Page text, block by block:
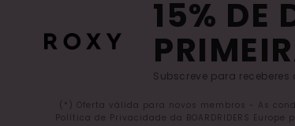
15% DE
Subscreve para
(*) Oferta válida para novos membros - As
Política de Privacidade da BOARDRIDERS